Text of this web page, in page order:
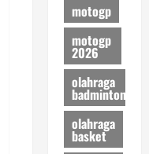
motogp
motogp
2026
olahraga
badminton
olahraga
basket